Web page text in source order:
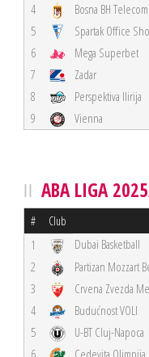
4
Bosna BH Telecom
5
Spartak Office
6
Mega Superbet
7
Zadar
8
Perspektiva Ilirija
9
Vienna
ABA LIGA
# Club
1 Dubai Basketball
2
Partizan Mozzart
3
Crvena Zvezda
4
Budućnost VOLI
5
U-BT Cluj-Napoca